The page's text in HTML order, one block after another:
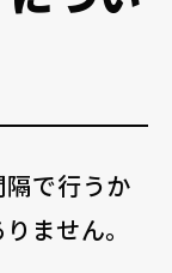
で行うか
ません。